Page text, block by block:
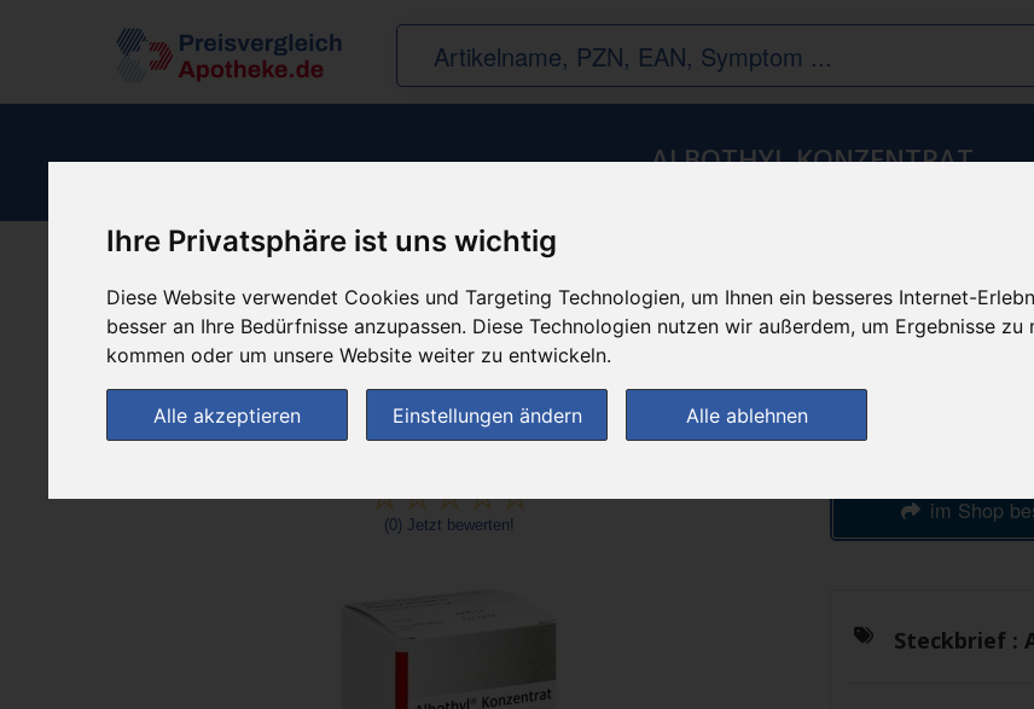
Ihre Privatsphäre ist uns wichtig
Diese Website verwendet Cookies und Targeting Technologien, um Ihnen ein besseres Internet-
besser an Ihre Bedürfnisse anzupassen. Diese Technologien nutzen wir außerdem, um Ergebnisse
kommen oder um unsere Website weiter zu entwickeln.
Alle akzeptieren Einstellungen ändern Alle ablehnen
ALBOTHYL KONZENTRAT
Produkt empfehlen günstigster
(0) Jetzt bewerten!
im Shop
Steckbrief :